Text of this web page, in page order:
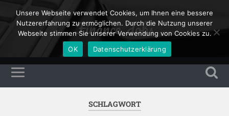
Finance Jobs
SCHLAGWORT
Unsere Webseite verwendet Cookies, um Ihnen eine bessere
Nutzererfahrung zu ermöglichen. Durch die Nutzung unserer
Webseite stimmen Sie unserer Verwendung von Cookies zu.
OK
Datenschutzerklärung